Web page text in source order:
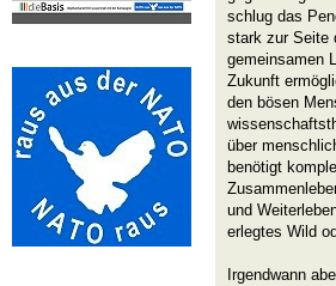
schlug das
stark zur Seite
gemeinsamen
Zukunft
den bösen
über
benötigt
und
erlegtes Wild
Irgendwann